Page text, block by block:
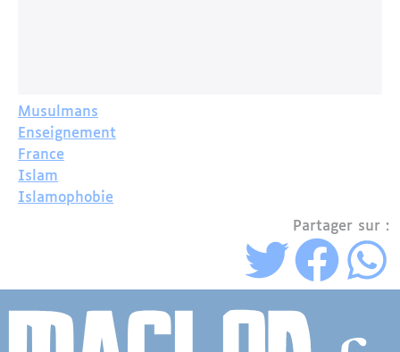
Musulmans
Enseignement
France
Islam
Islamophobie
Partager sur :